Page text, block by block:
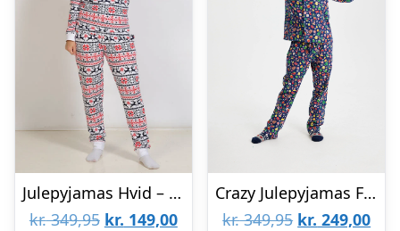
Julepyjamas Hvid – dame / kvinder.
kr.349,95 Den
kr. 149,00Den
Crazy Julepyjamas Flannel Navy – herre / mænd.
kr.349,95 Den
kr. 249,00Den